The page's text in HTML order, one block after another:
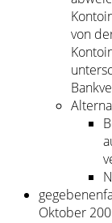
von
Oktober